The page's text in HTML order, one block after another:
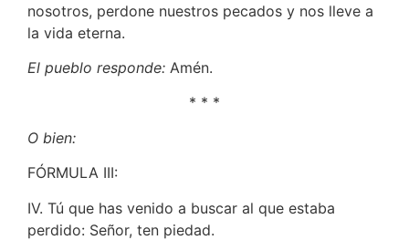
nosotros, perdone nuestros pecados y nos lleve a
la vida eterna.
El pueblo responde: Amén.
* * *
O bien:
FÓRMULA III:
IV. Tú que has venido a buscar al que estaba
perdido: Señor, ten piedad.